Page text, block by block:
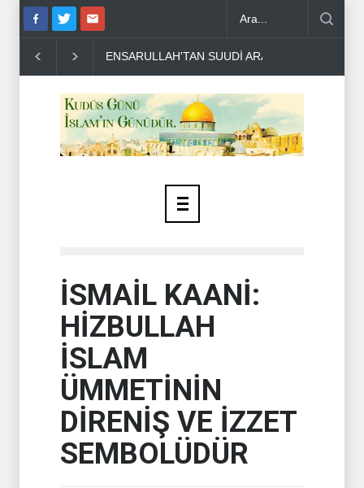
SUUDİ ARABİSTAN'A UYARI.. THE TELEGRAPH: İRAN
İSMAİL KAANİ:
HİZBULLAH
İSLAM
ÜMMETİNİN
DİRENİŞ VE İZZET
SEMBOLÜDÜR